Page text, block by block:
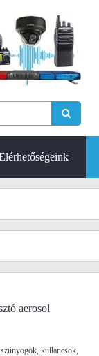
aerosol
kullancsok,